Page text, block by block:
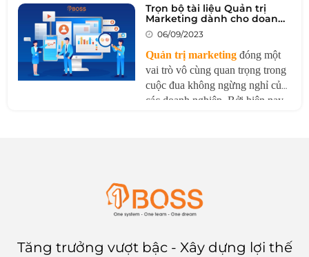
làm việc cũng như giảm lãng phí
chi phí.
Trọn bộ tài liệu Quản trị
Marketing dành cho doanh
nghiệp
06/09/2023
Quản trị marketing đóng một
vai trò vô cùng quan trọng trong
cuộc đua không ngừng nghỉ của
các doanh nghiệp. Bởi hiện nay,
này đặt ra một thách thức lớn
cho các doanh nghiệp.
Tăng trưởng vượt bậc - Xây dựng lợi thế